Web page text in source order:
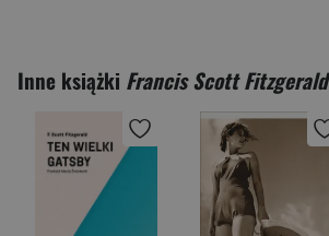
Inne książki Francis Scott Fitzgerald